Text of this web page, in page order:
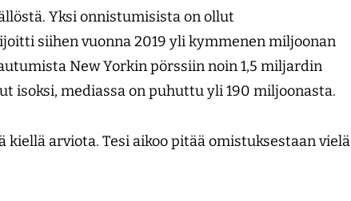
Yksi onnistumisista on ollut
siihen vuonna 2019 yli kymmenen miljoonan
New Yorkin pörssiin noin 1,5 miljardin
isoksi, mediassa on puhuttu yli 190 miljoonasta.
arviota. Tesi aikoo pitää omistuksestaan vielä